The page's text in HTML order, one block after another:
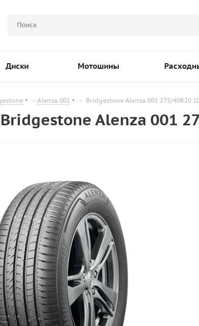
Диски Мотошины
- Alenza 001 - Bridgestone Alenza 001 275/40R20
Alenza 001